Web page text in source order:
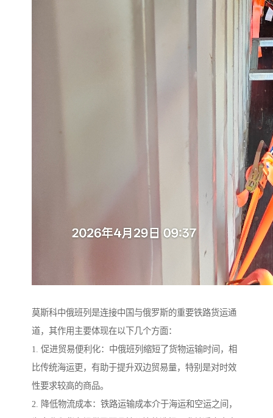
莫斯科中俄班列是连接中国与俄罗斯的重要铁路货运通
道，其作用主要体现在以下几个方面：
1. 促进贸易便利化：中俄班列缩短了货物运输时间，相
比传统海运更，有助于提升双边贸易量，特别是对时效
性要求较高的商品。
2. 降低物流成本：铁路运输成本介于海运和空运之间，